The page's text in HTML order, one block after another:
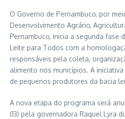
O Governo de Pernambuco, por
Desenvolvimento Agrário,
Pernambuco, inicia a segunda fase
Leite para Todos com a
responsáveis pela coleta,
alimento nos municípios. A
de pequenos produtores da bacia
A nova etapa do programa será
(13) pela governadora Raquel Lyra